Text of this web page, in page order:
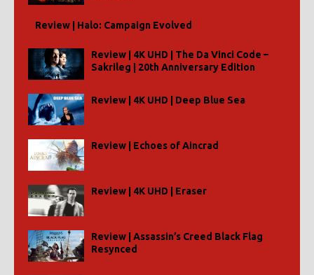
Review | Halo: Campaign Evolved
Review | 4K UHD | The Da Vinci Code –
Sakrileg | 20th Anniversary Edition
Review | 4K UHD | Deep Blue Sea
Review | Echoes of Aincrad
Review | 4K UHD | Eraser
Review | Assassin’s Creed Black Flag
Resynced